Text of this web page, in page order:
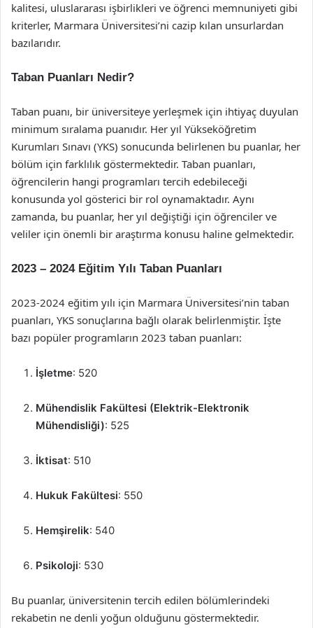
kalitesi, uluslararası işbirlikleri ve öğrenci memnuniyeti gibi
kriterler, Marmara Üniversitesi’ni cazip kılan unsurlardan
bazılarıdır.
Taban Puanları Nedir?
Taban puanı, bir üniversiteye yerleşmek için ihtiyaç duyulan
minimum sıralama puanıdır. Her yıl Yükseköğretim
Kurumları Sınavı (YKS) sonucunda belirlenen bu puanlar, her
bölüm için farklılık göstermektedir. Taban puanları,
öğrencilerin hangi programları tercih edebileceği
konusunda yol gösterici bir rol oynamaktadır. Aynı
zamanda, bu puanlar, her yıl değiştiği için öğrenciler ve
veliler için önemli bir araştırma konusu haline gelmektedir.
2023 – 2024 Eğitim Yılı Taban Puanları
2023-2024 eğitim yılı için Marmara Üniversitesi’nin taban
puanları, YKS sonuçlarına bağlı olarak belirlenmiştir. İşte
bazı popüler programların 2023 taban puanları:
İşletme: 520
Mühendislik Fakültesi (Elektrik-Elektronik
Mühendisliği): 525
İktisat: 510
Hukuk Fakültesi: 550
Hemşirelik: 540
Psikoloji: 530
Bu puanlar, üniversitenin tercih edilen bölümlerindeki
rekabetin ne denli yoğun olduğunu göstermektedir.